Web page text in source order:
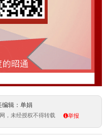
辑：单娟
，未经授权不得转载 举报